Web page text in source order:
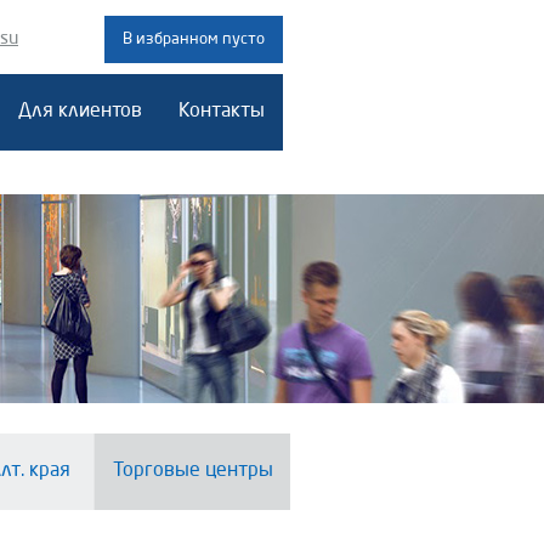
В избранном пусто
Для клиентов Контакты
края Торговые центры